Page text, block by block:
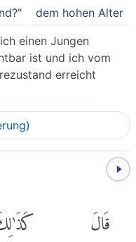
dem hohen Alter
einen Jungen
ist und ich vom
erreicht
قَالَ